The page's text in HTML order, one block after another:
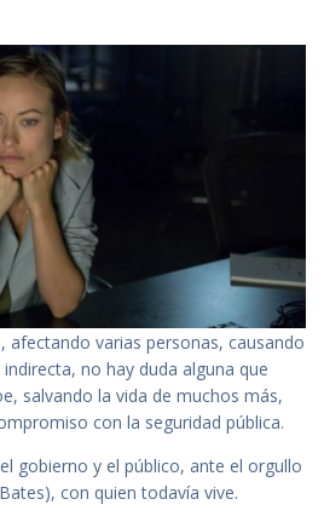
afectando varias personas, causando
no hay duda alguna que
salvando la vida de muchos más,
con la seguridad pública.
gobierno y el público, ante el orgullo
con quien todavía vive.